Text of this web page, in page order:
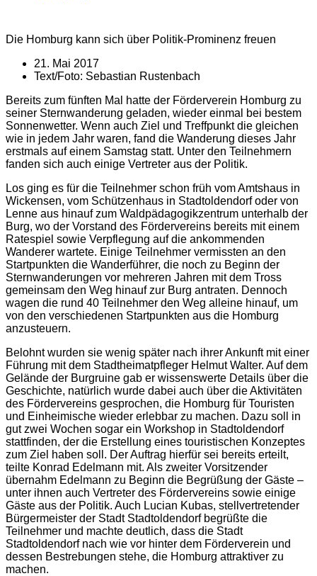
Die Homburg kann sich über Politik-Prominenz freuen
21. Mai 2017
Text/Foto: Sebastian Rustenbach
Bereits zum fünften Mal hatte der Förderverein Homburg zu
seiner Sternwanderung geladen, wieder einmal bei bestem
Sonnenwetter. Wenn auch Ziel und Treffpunkt die gleichen
wie in jedem Jahr waren, fand die Wanderung dieses Jahr
erstmals auf einem Samstag statt. Unter den Teilnehmern
fanden sich auch einige Vertreter aus der Politik.
Los ging es für die Teilnehmer schon früh vom Amtshaus in
Wickensen, vom Schützenhaus in Stadtoldendorf oder von
Lenne aus hinauf zum Waldpädagogikzentrum unterhalb der
Burg, wo der Vorstand des Fördervereins bereits mit einem
Ratespiel sowie Verpflegung auf die ankommenden
Wanderer wartete. Einige Teilnehmer vermissten an den
Startpunkten die Wanderführer, die noch zu Beginn der
Sternwanderungen vor mehreren Jahren mit dem Tross
gemeinsam den Weg hinauf zur Burg antraten. Dennoch
wagen die rund 40 Teilnehmer den Weg alleine hinauf, um
von den verschiedenen Startpunkten aus die Homburg
anzusteuern.
Belohnt wurden sie wenig später nach ihrer Ankunft mit einer
Führung mit dem Stadtheimatpfleger Helmut Walter. Auf dem
Gelände der Burgruine gab er wissenswerte Details über die
Geschichte, natürlich wurde dabei auch über die Aktivitäten
des Fördervereins gesprochen, die Homburg für Touristen
und Einheimische wieder erlebbar zu machen. Dazu soll in
gut zwei Wochen sogar ein Workshop in Stadtoldendorf
stattfinden, der die Erstellung eines touristischen Konzeptes
zum Ziel haben soll. Der Auftrag hierfür sei bereits erteilt,
teilte Konrad Edelmann mit. Als zweiter Vorsitzender
übernahm Edelmann zu Beginn die Begrüßung der Gäste –
unter ihnen auch Vertreter des Fördervereins sowie einige
Gäste aus der Politik. Auch Lucian Kubas, stellvertretender
Bürgermeister der Stadt Stadtoldendorf begrüßte die
Teilnehmer und machte deutlich, dass die Stadt
Stadtoldendorf nach wie vor hinter dem Förderverein und
dessen Bestrebungen stehe, die Homburg attraktiver zu
machen.